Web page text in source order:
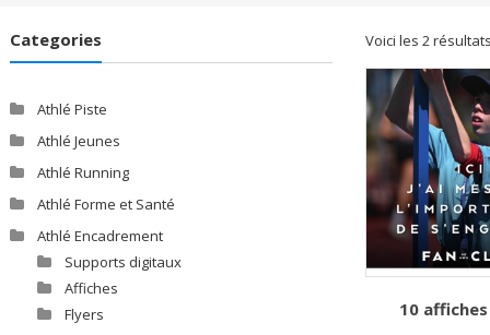
Voici les 2
10
Categories
Athlé Piste
Athlé Jeunes
Athlé Running
Athlé Forme et Santé
Athlé Encadrement
Supports digitaux
Affiches
Flyers